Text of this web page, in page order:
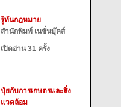
รู้ทันกฎหมาย
สำนักพิมพ์ เนชั่นบุ๊คส์
เปิดอ่าน 31 ครั้ง
ปุ๋ยกับการเกษตรและสิ่ง
แวดล้อม